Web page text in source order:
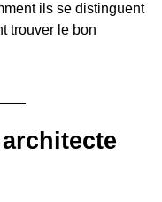
ils se distinguent
trouver le bon
architecte